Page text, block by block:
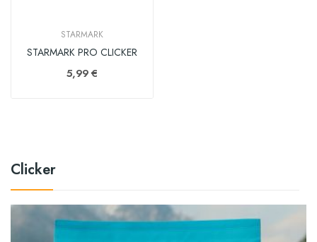
Clicker
STARMARK
STARMARK PRO CLICKER
5,99 €